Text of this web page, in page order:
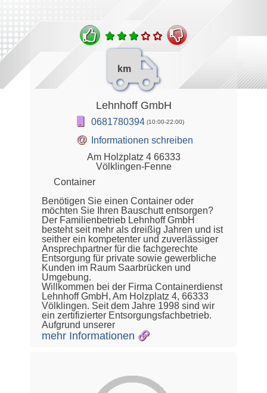
km
Lehnhoff GmbH
0681780394 (10:00-22:00)
@
Informationen schreiben
Am Holzplatz 4 66333
Völklingen-Fenne
Container
Benötigen Sie einen Container oder
möchten Sie Ihren Bauschutt entsorgen?
Der Familienbetrieb Lehnhoff GmbH
besteht seit mehr als dreißig Jahren und ist
seither ein kompetenter und zuverlässiger
Ansprechpartner für die fachgerechte
Entsorgung für private sowie gewerbliche
Kunden im Raum Saarbrücken und
Umgebung.
Willkommen bei der Firma Containerdienst
Lehnhoff GmbH, Am Holzplatz 4, 66333
Völklingen. Seit dem Jahre 1998 sind wir
ein zertifizierter Entsorgungsfachbetrieb.
Aufgrund unserer
mehr Informationen